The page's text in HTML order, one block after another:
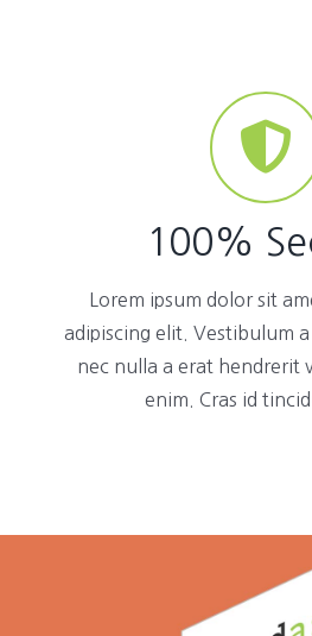
100%
Lorem ipsum dolor sit
adipiscing elit. Vestibulum
nec nulla a erat hendrerit
enim. Cras id